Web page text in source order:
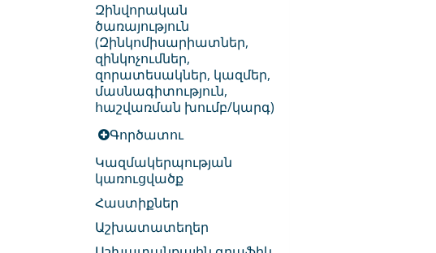
Զինվորական
ծառայություն
(Զինկոմիսարիատներ,
զինկոչումներ,
զորատեսակներ, կազմեր,
մասնագիտություն,
հաշվառման խումբ/կարգ)
Գործատու
Կազմակերպության
կառուցվածք
Հաստիքներ
Աշխատատեղեր